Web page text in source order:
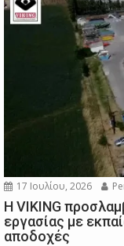
17 Ιουλίου, 2026
Η VIKING
εργασίας με
αποδοχές